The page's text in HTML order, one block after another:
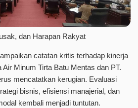
dan Harapan Rakyat
catatan kritis terhadap kinerja
Minum Tirta Batu Mentas dan PT.
mencatatkan kerugian. Evaluasi
bisnis, efisiensi manajerial, dan
kembali menjadi tuntutan.